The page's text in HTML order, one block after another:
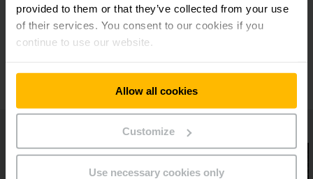
provided to them or that they’ve collected from your use
of their services. You consent to our cookies if you
continue to use our website.
Allow all cookies
Customize
Use necessary cookies only
Concepto de manejo personalizable